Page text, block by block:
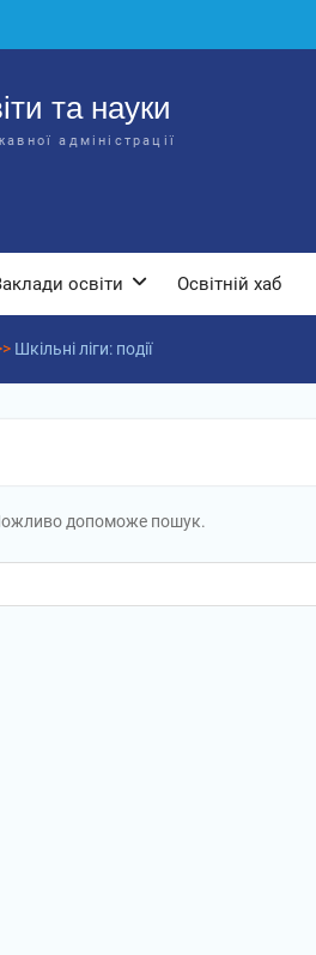
та науки
адміністрації
освіти Освітній хаб
Шкільні ліги: події
допоможе пошук.